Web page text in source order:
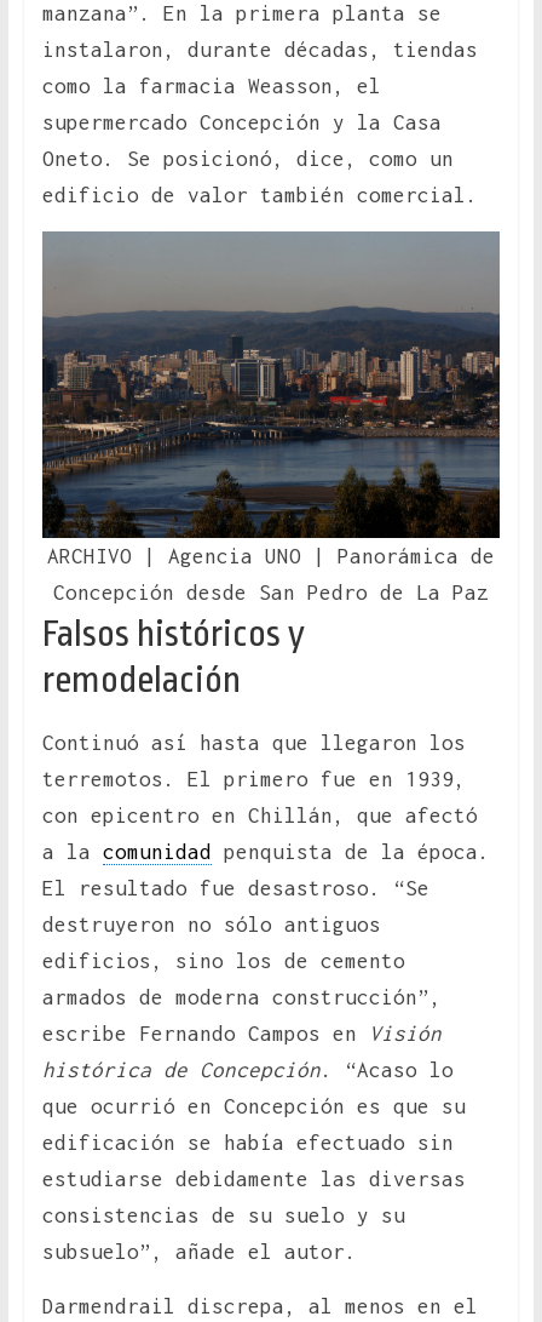
manzana”. En la primera planta se
instalaron, durante décadas, tiendas
como la farmacia Weasson, el
supermercado Concepción y la Casa
Oneto. Se posicionó, dice, como un
edificio de valor también comercial.
ARCHIVO | Agencia UNO | Panorámica de
Concepción desde San Pedro de La Paz
Falsos históricos y
remodelación
Continuó así hasta que llegaron los
terremotos. El primero fue en 1939,
con epicentro en Chillán, que afectó
a la comunidad penquista de la época.
El resultado fue desastroso. “Se
destruyeron no sólo antiguos
edificios, sino los de cemento
armados de moderna construcción”,
escribe Fernando Campos en
Visión
histórica de Concepción. “Acaso lo
que ocurrió en Concepción es que su
edificación se había efectuado sin
estudiarse debidamente las diversas
consistencias de su suelo y su
subsuelo”, añade el autor.
Darmendrail discrepa, al menos en el